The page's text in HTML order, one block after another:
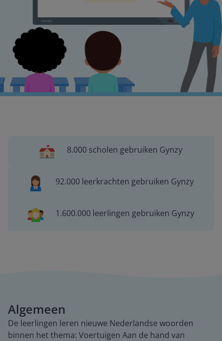
8.000 scholen gebruiken Gynzy
92.000 leerkrachten gebruiken Gynzy
1.600.000 leerlingen gebruiken Gynzy
Algemeen
De leerlingen leren nieuwe Nederlandse woorden
binnen het thema: Voertuigen Aan de hand van